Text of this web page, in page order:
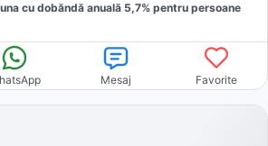
cu dobăndă anuală 5,7% pentru persoane
Mesaj Favorite